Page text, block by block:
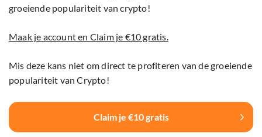
groeiende populariteit van crypto!
Maak je account en Claim je €10 gratis.
Mis deze kans niet om direct te profiteren van de groeiende
populariteit van Crypto!
Claim je €10 gratis